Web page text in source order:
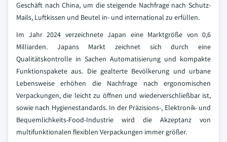
Geschäft nach China, um die steigende Nachfrage nach Schutz-
Mails, Luftkissen und Beutel in- und international zu erfüllen.
Im Jahr 2024 verzeichnete Japan eine Marktgröße von 0,6
Milliarden. Japans Markt zeichnet sich durch eine
Qualitätskontrolle in Sachen Automatisierung und kompakte
Funktionspakete aus. Die gealterte Bevölkerung und urbane
Lebensweise erhöhen die Nachfrage nach ergonomischen
Verpackungen, die leicht zu öffnen und wiederverschließbar ist,
sowie nach Hygienestandards. In der Präzisions-, Elektronik- und
Bequemlichkeits-Food-Industrie wird die Akzeptanz von
multifunktionalen flexiblen Verpackungen immer größer.